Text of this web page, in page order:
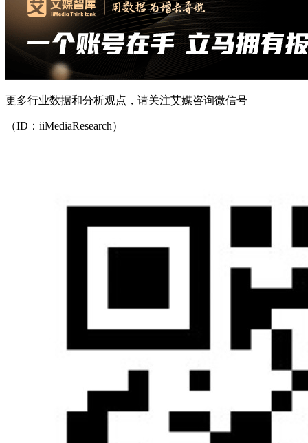
更多行业数据和分析观点，请关注艾媒咨询微信号
（ID：iiMediaResearch）